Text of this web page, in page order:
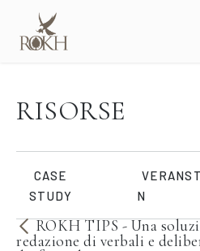
RISORSE
CASE
STUDY
N
ROKH TIPS - Una
redazione di verbali e